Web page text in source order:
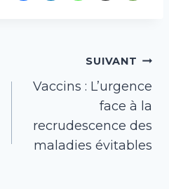
SUIVANT
Vaccins : L’urgence
face à la
recrudescence des
maladies évitables